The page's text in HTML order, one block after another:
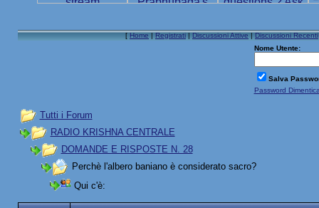
[Home|Registrati|Discussioni Attive|Discussioni Recenti
Nome Utente:
Salva
Password
Tutti i Forum
RADIO KRISHNA CENTRALE
DOMANDE E RISPOSTE N. 28
Perchè l'albero baniano è considerato sacro?
Qui c'è: